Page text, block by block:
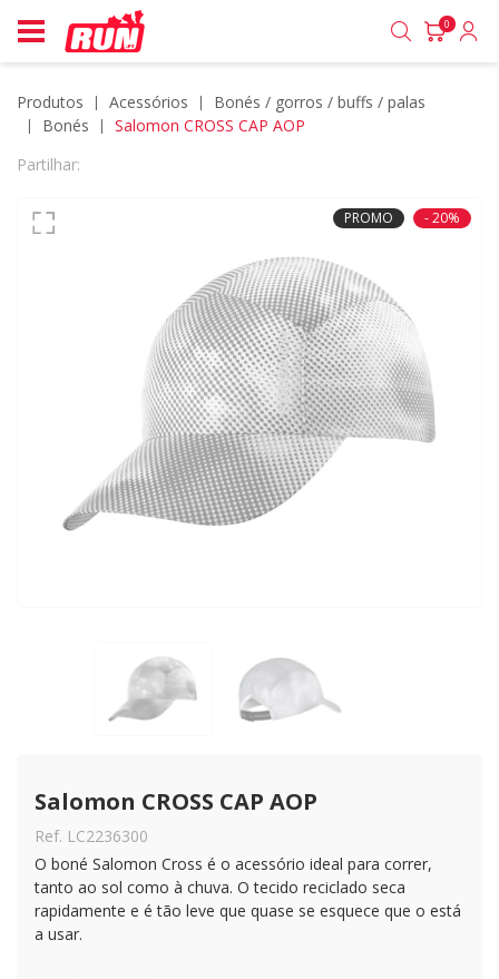
0
Produtos acessórios
bonés / gorros / buffs / palas
bonés
Salomon CROSS CAP AOP
Partilhar:
PROMO - 20%
Salomon CROSS CAP AOP
Ref. LC2236300
O boné Salomon Cross é o acessório ideal para correr,
tanto ao sol como à chuva. O tecido reciclado seca
rapidamente e é tão leve que quase se esquece que o está
a usar.